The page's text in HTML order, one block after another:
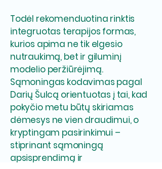
Todėl rekomenduotina rinktis
integruotas terapijos formas,
kurios apima ne tik elgesio
nutraukimą, bet ir giluminį
modelio peržiūrėjimą.
Sąmoningas kodavimas pagal
Darių Šulcą orientuotas į tai, kad
pokyčio metu būtų skiriamas
dėmesys ne vien draudimui, o
kryptingam pasirinkimui –
stiprinant sąmoningą
apsisprendimą ir